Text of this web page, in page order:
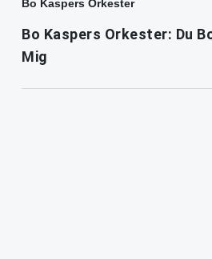
Bo Kaspers Orkester
Bo Kaspers Orkester: Du
Mig